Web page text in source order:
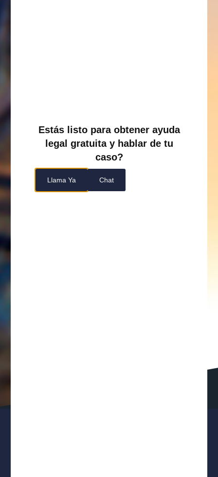
Estás listo para obtener ayuda
legal gratuita y hablar de tu
caso?
Llama Ya Chat